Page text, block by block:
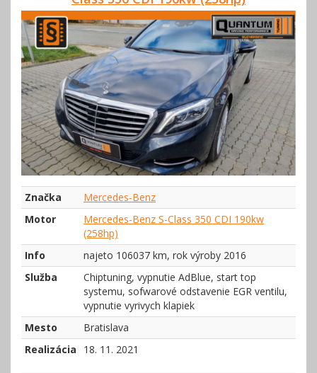
Značka
Mercedes-Benz
Motor
Mercedes-Benz S-Class 350 CDI 190kw
(258hp)
Info
najeto 106037 km, rok výroby 2016
Služba
Chiptuning, vypnutie AdBlue, start top
systemu, sofwarové odstavenie EGR ventilu,
vypnutie vyrivych klapiek
Mesto
Bratislava
Realizácia
18. 11. 2021